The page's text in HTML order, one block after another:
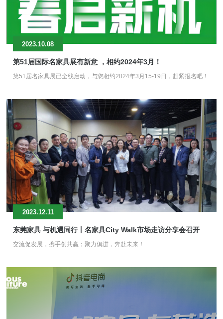
2023.10.08
第51届国际名家具展有新意 ，相约2024年3月！
第51届名家具展已全线启动，与您相约2024年3月15-19日，赶紧报名吧！
2023.12.11
东莞家具 与机遇同行丨名家具City Walk市场走访分享会召开
交流促发展，携手创共赢；聚力俱进，奔赴未来！